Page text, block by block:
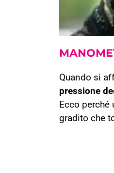
Quando si
pressione
Ecco
gradito che